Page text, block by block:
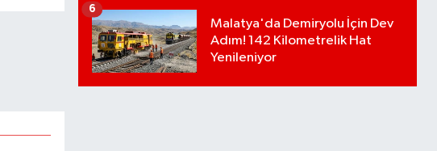
Malatya'da Demiryolu İçin Dev
Adım! 142 Kilometrelik Hat
Yenileniyor
6